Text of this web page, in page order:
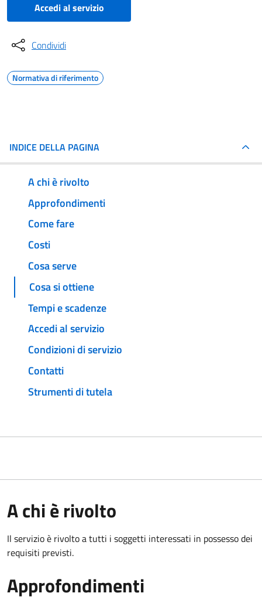
Accedi al servizio
Condividi
Normativa di riferimento
INDICE DELLA PAGINA
A chi è rivolto
Approfondimenti
Come fare
Costi
Cosa serve
Cosa si ottiene
Tempi e scadenze
Accedi al servizio
Condizioni di servizio
Contatti
Strumenti di tutela
A chi è rivolto
Il servizio è rivolto a tutti i soggetti interessati in possesso dei
requisiti previsti.
Approfondimenti